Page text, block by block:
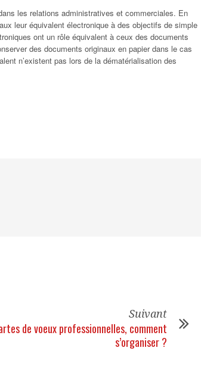
les relations administratives et commerciales. En
leur équivalent électronique à des objectifs de simple
ont un rôle équivalent à ceux des documents
des documents originaux en papier dans le cas
n’existent pas lors de la dématérialisation des
Suivant
de voeux professionnelles, comment
s’organiser ?